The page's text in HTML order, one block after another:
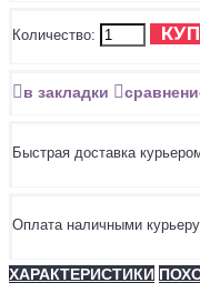
Количество:
в закладки
Быстрая доставка
Оплата наличными
ХАРАКТЕРИСТИКИ